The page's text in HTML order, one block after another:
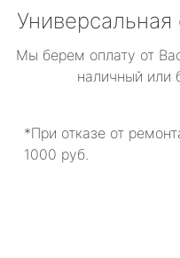
Мы берем оплату от
наличный или
*При отказе от
1000 руб.